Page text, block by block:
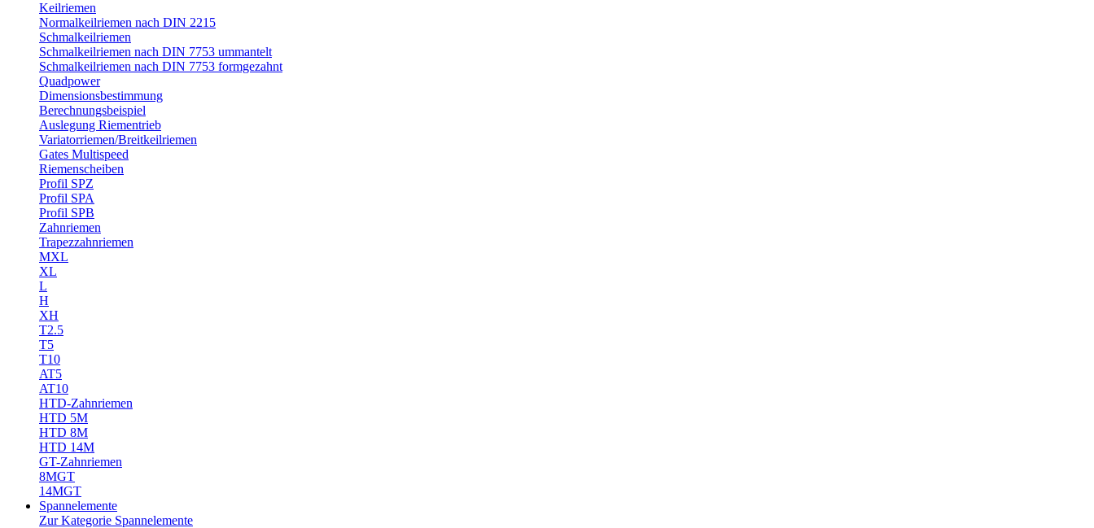
Keilriemen
Normalkeilriemen nach DIN 2215
Schmalkeilriemen
Schmalkeilriemen nach DIN 7753 ummantelt
Schmalkeilriemen nach DIN 7753 formgezahnt
Quadpower
Dimensionsbestimmung
Berechnungsbeispiel
Auslegung Riementrieb
Variatorriemen/Breitkeilriemen
Gates Multispeed
Riemenscheiben
Profil SPZ
Profil SPA
Profil SPB
Zahnriemen
Trapezzahnriemen
MXL
XL
L
H
XH
T2.5
T5
T10
AT5
AT10
HTD-Zahnriemen
HTD 5M
HTD 8M
HTD 14M
GT-Zahnriemen
8MGT
14MGT
Spannelemente
Zur Kategorie Spannelemente